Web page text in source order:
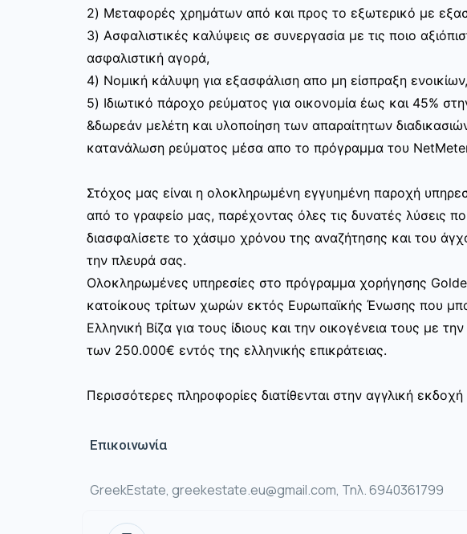
2) Μεταφορές χρημάτων από και προς το εξωτερικό με
3) Ασφαλιστικές καλύψεις σε συνεργασία με τις ποιο
ασφαλιστική αγορά,
4) Νομική κάλυψη για εξασφάλιση απο μη είσπραξη ενοικίων,
5) Ιδιωτικό πάροχο ρεύματος για οικονομία έως και 45%
&δωρεάν μελέτη και υλοποίηση των απαραίτητων
κατανάλωση ρεύματος μέσα απο το πρόγραμμα του
Στόχος μας είναι η ολοκληρωμένη εγγυημένη παροχή
από το γραφείο μας, παρέχοντας όλες τις δυνατές λύσεις
διασφαλίσετε το χάσιμο χρόνου της αναζήτησης και του
την πλευρά σας.
Ολοκληρωμένες υπηρεσίες στο πρόγραμμα χορήγησης
κατοίκους τρίτων χωρών εκτός Ευρωπαϊκής Ένωσης που
Ελληνική Βίζα για τους ίδιους και την οικογένεια τους με
των 250.000€ εντός της ελληνικής επικράτειας.
Περισσότερες πληροφορίες διατίθενται στην αγγλική
Επικοινωνία
GreekEstate, greekestate.eu@gmail.com, Τηλ. 6940361799